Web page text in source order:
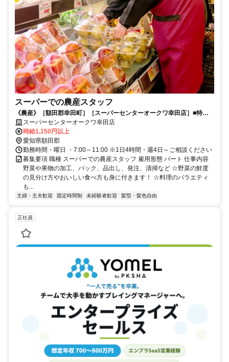
スーパーでの農産スタッフ
《農産》［額田郡幸田町］［スーパーセンターオークワ幸田店］■特典
多数■未経験者大歓迎■
スーパーセンターオークワ幸田店
時給1,150円以上
愛知県額田郡
勤務時間・曜日 ・7:00～11:00 ※1日4時間・週4日～ご相談ください
募集要項 職種 スーパーでの農産スタッフ 雇用形態 パート 仕事内容
野菜や果物の加工、パック、品出し、発注、清掃など ☆野菜の鮮度
の見分け方やおいしい食べ方も身に付きます！ ☆料理のバラエティ
も...
主婦・主夫歓迎 固定時間制 未経験者歓迎 髪型・髪色自由
正社員